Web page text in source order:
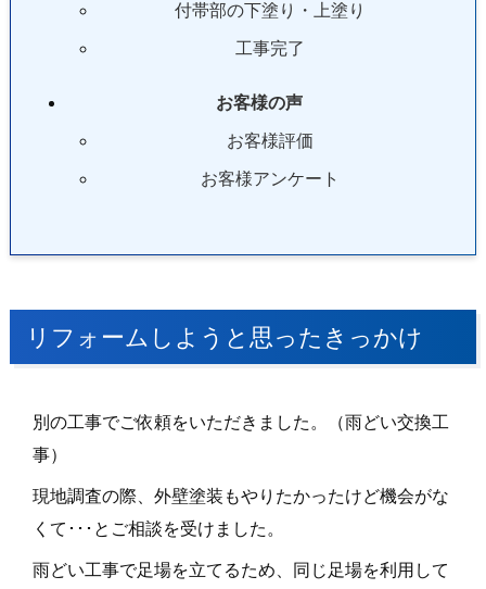
付帯部の下塗り・上塗り
工事完了
お客様の声
お客様評価
お客様アンケート
リフォームしようと思ったきっかけ
別の工事でご依頼をいただきました。（雨どい交換工
事）
現地調査の際、外壁塗装もやりたかったけど機会がな
くて･･･とご相談を受けました。
雨どい工事で足場を立てるため、同じ足場を利用して